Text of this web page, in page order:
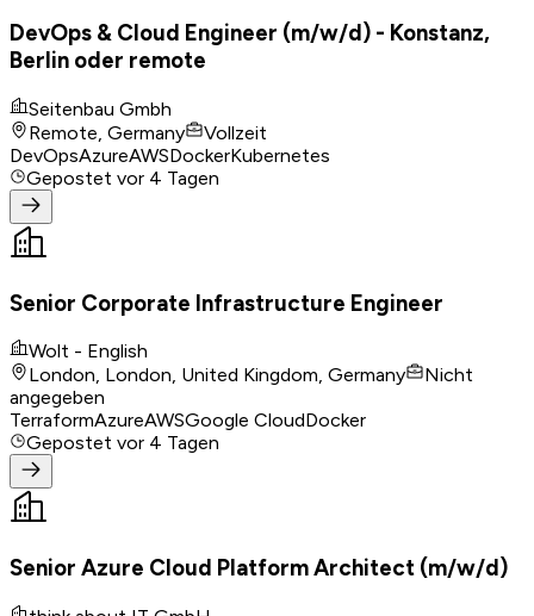
DevOps & Cloud Engineer (m/w/d) - Konstanz,
Berlin oder remote
Seitenbau Gmbh
Remote, Germany
Vollzeit
DevOpsAzureAWSDockerKubernetes
Gepostet vor 4 Tagen
Senior Corporate Infrastructure Engineer
Wolt - English
London, London, United Kingdom, Germany
Nicht
angegeben
TerraformAzureAWSGoogle CloudDocker
Gepostet vor 4 Tagen
Senior Azure Cloud Platform Architect (m/w/d)